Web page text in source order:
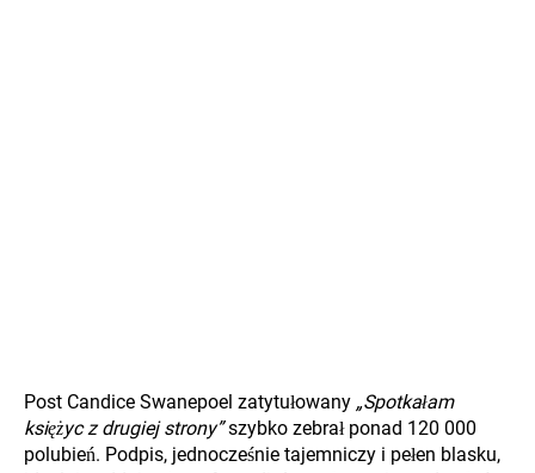
Post Candice Swanepoel zatytułowany „Spotkałam
księżyc z drugiej strony”szybko zebrał ponad 120 000
polubień. Podpis, jednocześnie tajemniczy i pełen blasku,